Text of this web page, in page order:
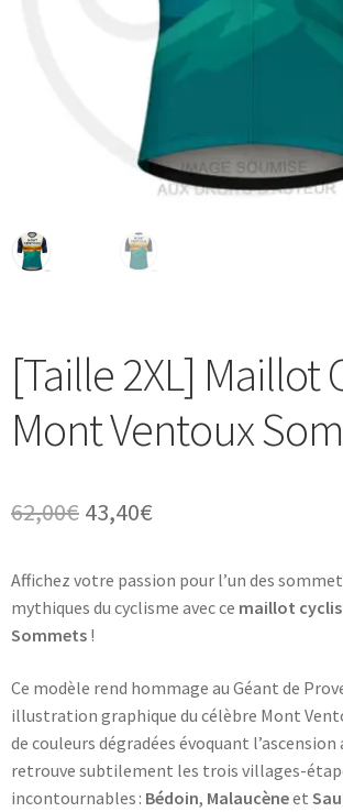
[Taille 2XL] Maillot
Mont Ventoux
62,00€ Le
initial
était :
43,40€
actuel
Affichez votre passion pour l’un des
mythiques du cyclisme avec ce maillot
Sommets !
Ce modèle rend hommage au Géant de
illustration graphique du célèbre Mont
de couleurs dégradées évoquant l’ascension
retrouve subtilement les trois villages-
incontournables : Bédoin, Malaucèneet